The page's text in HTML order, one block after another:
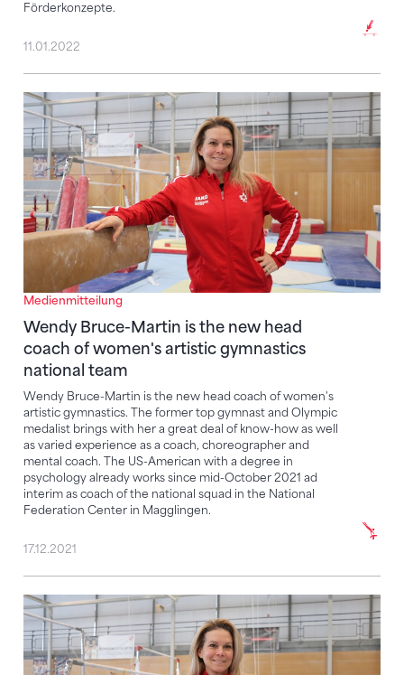
Förderkonzepte.
11.01.2022
Medienmitteilung
Wendy Bruce-Martin is the new head
coach of women's artistic gymnastics
national team
Wendy Bruce-Martin is the new head coach of women's
artistic gymnastics. The former top gymnast and Olympic
medalist brings with her a great deal of know-how as well
as varied experience as a coach, choreographer and
mental coach. The US-American with a degree in
psychology already works since mid-October 2021 ad
interim as coach of the national squad in the National
Federation Center in Magglingen.
Wendy Bruce-Martin is the new head coach of
17.12.2021
Wendy Bruce-Martin wird neue Cheftrainerin